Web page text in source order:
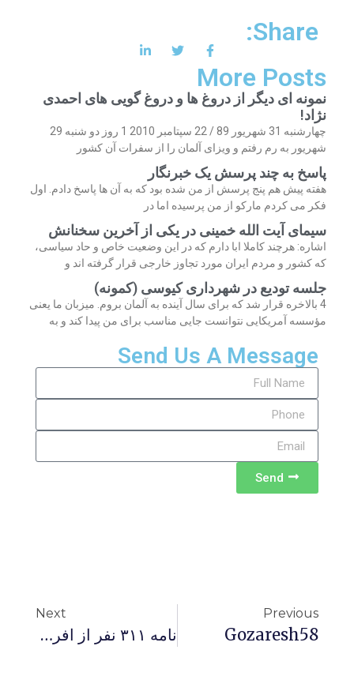
Share:
More Posts
نمونه ای دیگر از دروغ ها و دروغ گویی های احمدی
نژاد!
چهارشنبه 31 شهریور 89 / 22 سپتامبر 2010 1 روز دو شنبه 29
شهریور به رم رفتم و ویزای آلمان را از سفرات آن کشور
پاسخ به چند پرسش یک خبرنگار
هفته پیش هم پنج پرسش از من شده بود که به آن ها پاسخ دادم. اول
فکر می کردم مارکو از من پرسیده اما در
سیمای آیت الله خمینی در یکی از آخرین سخنانش
اشاره: هرچند کاملا ابا دارم که در این وضعیت خاص و حاد سیاسی،
که کشور و مردم ایران مورد تجاوز خارجی قرار گرفته اند و
جلسه تودیع در شهرداری کیوسی (کمونه)
4 بالاخره قرار شد که برای سال آینده به آلمان بروم. میزبان ما یعنی
مؤسسه آمریکایی نتوانست جایی مناسب برای من پیدا کند و به
Send Us A Message
Send
Previous
Gozaresh58
Next
نامه ۳۱۱ نفر از افراد، شخصیت‌ها و نهادهای فرهنگی، سیاسی و مدنی در باره نرگس محمدی